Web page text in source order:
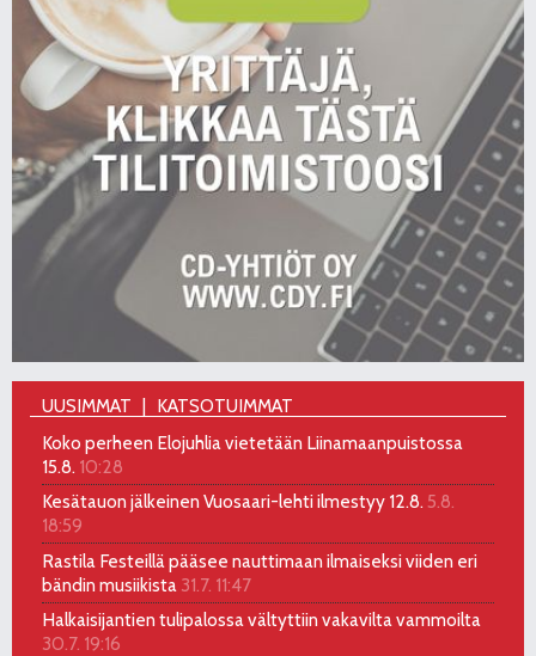
UUSIMMAT
KATSOTUIMMAT
Koko perheen Elojuhlia vietetään Liinamaanpuistossa
15.8. 10:28
Kesätauon jälkeinen Vuosaari-lehti ilmestyy 12.8. 5.8.
18:59
Rastila Festeillä pääsee nauttimaan ilmaiseksi viiden eri
bändin musiikista 31.7. 11:47
Halkaisijantien tulipalossa vältyttiin vakavilta vammoilta
30.7. 19:16